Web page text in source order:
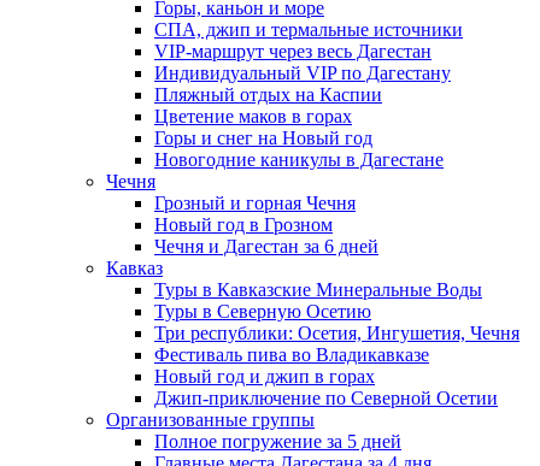
Горы, каньон и море
СПА, джип и термальные источники
VIP-маршрут через весь Дагестан
Индивидуальный VIP по Дагестану
Пляжный отдых на Каспии
Цветение маков в горах
Горы и снег на Новый год
Новогодние каникулы в Дагестане
Чечня
Грозный и горная Чечня
Новый год в Грозном
Чечня и Дагестан за 6 дней
Кавказ
Туры в Кавказские Минеральные Воды
Туры в Северную Осетию
Три республики: Осетия, Ингушетия, Чечня
Фестиваль пива во Владикавказе
Новый год и джип в горах
Джип-приключение по Северной Осетии
Организованные группы
Полное погружение за 5 дней